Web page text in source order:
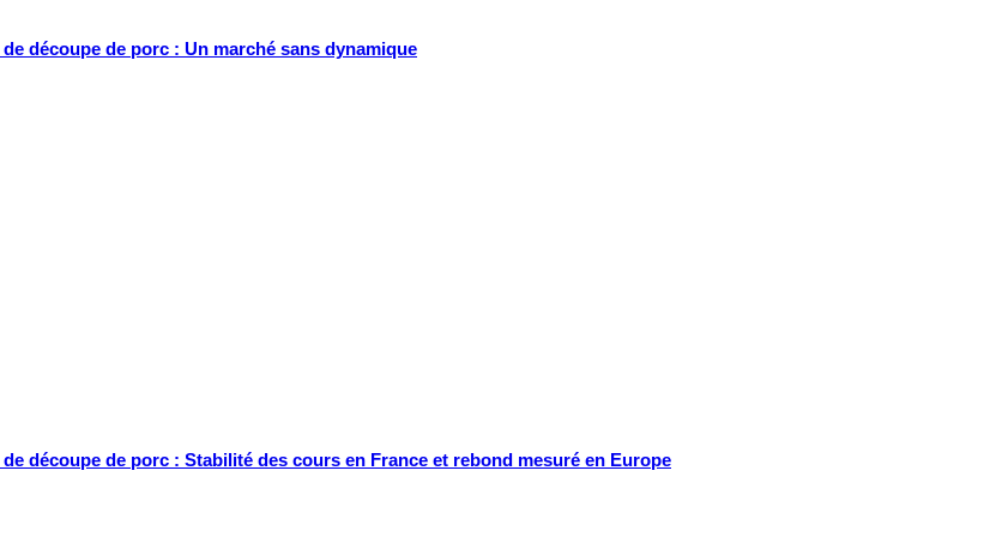
découpe de porc : Un marché sans dynamique
découpe de porc : Stabilité des cours en France et rebond mesuré en Europe